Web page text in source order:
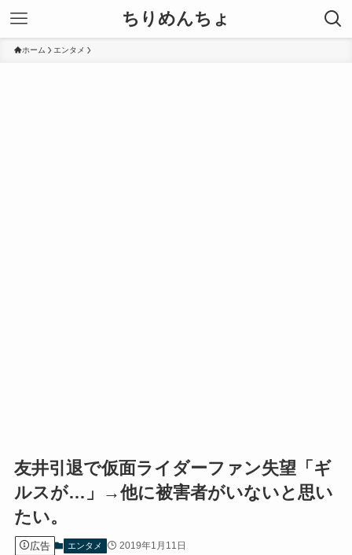
ちりめんちょ
ホーム エンタメ
友井引退で仮面ライダーファン失望「ギ
ルスが…」→他に被害者がいないと思い
たい。
広告 エンタメ 2019年1月11日